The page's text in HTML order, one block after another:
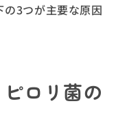
3つが主要な原因
ロリ菌の